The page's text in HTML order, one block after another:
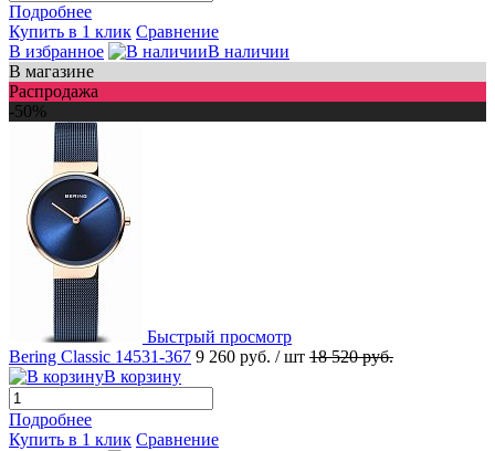
Подробнее
Купить в 1 клик Сравнение
В избранное
В наличии
В магазине
Распродажа
-50%
Быстрый просмотр
Bering Classic 14531-367 9 260 руб. / шт 18 520 руб.
В корзину
Подробнее
Купить в 1 клик Сравнение